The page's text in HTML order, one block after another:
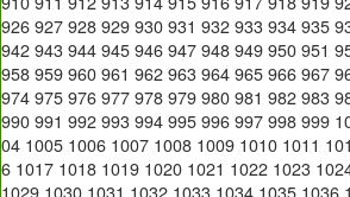
926 927 928 929 930 931 932 933 934 935
942 943 944 945 946 947 948 949 950 951
958 959 960 961 962 963 964 965 966 967
974 975 976 977 978 979 980 981 982 983
990 991 992 993 994 995 996 997 998 999
04 1005 1006 1007 1008 1009 1010 1011
6 1017 1018 1019 1020 1021 1022 1023
1029 1030 1031 1032 1033 1034 1035 1036